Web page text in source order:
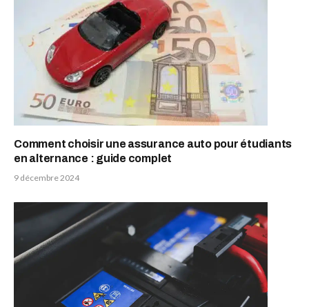
Comment choisir une assurance auto pour étudiants
en alternance : guide complet
9 décembre 2024